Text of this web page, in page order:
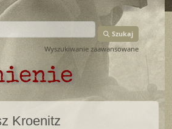
Szukaj
Wyszukiwanie zaawansowane
Kroenitz